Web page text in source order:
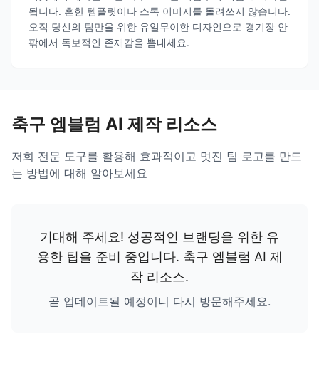
됩니다. 흔한 템플릿이나 스톡 이미지를 돌려쓰지 않습니다.
오직 당신의 팀만을 위한 유일무이한 디자인으로 경기장 안
팎에서 독보적인 존재감을 뽐내세요.
축구 엠블럼 AI 제작 리소스
저희 전문 도구를 활용해 효과적이고 멋진 팀 로고를 만드
는 방법에 대해 알아보세요
기대해 주세요! 성공적인 브랜딩을 위한 유
용한 팁을 준비 중입니다. 축구 엠블럼 AI 제
작 리소스.
곧 업데이트될 예정이니 다시 방문해주세요.